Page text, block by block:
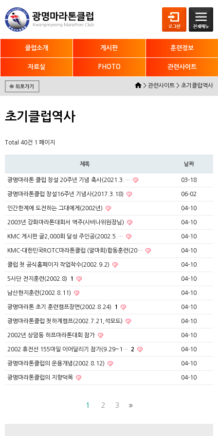
클럽소개 게시판 훈련정보
자료실 PHOTO 관련사이트
> 관련사이트 > 초기클럽역사
초기클럽역사
Total 40건 1 페이지
제목 날짜
광명마라톤 클럽 창설 20주년 기념 축사(2021.3.… 03-18
광명마라톤클럽 창설16주년 기념사(2017.3.18) 06-02
인간한계에 도전하는 그대에게(2002년) 04-10
2003년 강화마라톤대회서 역주(사비나위원장님) 04-10
KMC 게시판 글2,000회 달성 주인공(2002.5.… 04-10
KMC-대한민국ROTC마라톤클럽 (알마회)합동훈련(20… 04-10
클럽 첫 공식홈페이지 작업착수(2002.9.2) 04-10
5사단 전지훈련(2002.8) 1 04-10
남산현지훈련(2002.8.11) 04-10
광명마라톤 초기 훈련캠프장면(2002.8.24) 1 04-10
광명마라톤클럽 첫하계캠프(2002.7.21,석모도) 04-10
2002년 상암동 하프마라톤대회 참가 04-10
2002 휴전선 155마일 이어달리기 참가(9.29~1… 2 04-10
광명마라톤클럽의 운용개념(2002.8.12) 04-10
광명마라톤클럽의 지향덕목 04-10
1 2 3